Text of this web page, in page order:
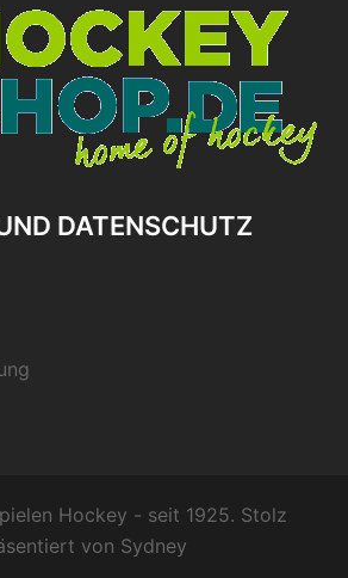
DATENSCHUTZ
Hockey - seit 1925. Stolz
von Sydney